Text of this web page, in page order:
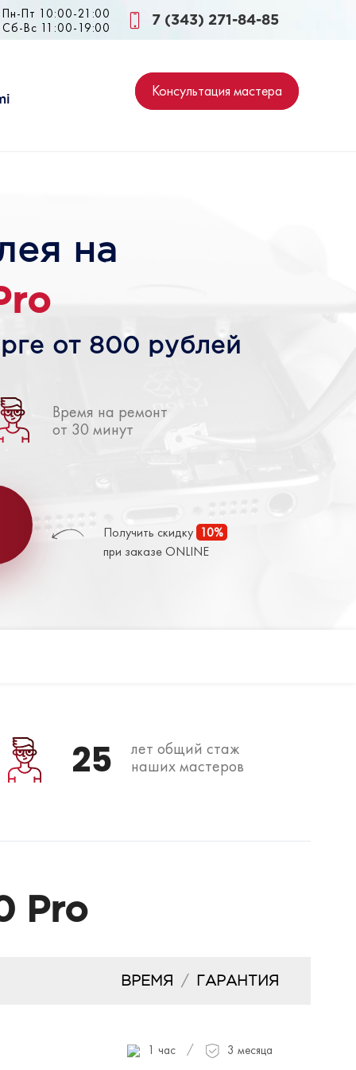
Пн-Пт 10:00-21:00
Сб-Вс 11:00-19:00
7 (343) 271-84-85
Консультация мастера
на
от 800 рублей
Время на ремонт
от 30 минут
Получить скидку 10%
при заказе ONLINE
25
лет общий стаж
наших мастеров
Pro
ВРЕМЯ / ГАРАНТИЯ
1 час / 3 месяца